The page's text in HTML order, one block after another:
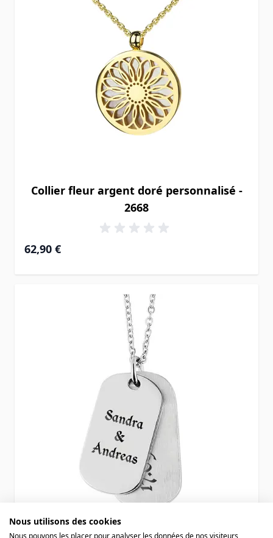
Collier fleur argent doré personnalisé -
2668
62,90 €
Pendentifs duo dogtags acier
Nous utilisons des cookies
Nous pouvons les placer pour analyser les données de nos visiteurs,